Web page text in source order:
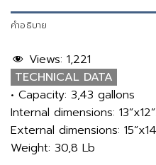
คำอธิบาย
Views: 1,221
TECHNICAL DATA
• Capacity: 3,43 gallons
Internal dimensions:
External dimensions:
Weight: 30,8 Lb